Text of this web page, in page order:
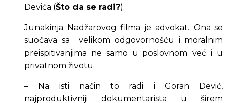
Devića (Što da se radi?).
Junakinja Nadžarovog filma je advokat. Ona se
suočava sa  velikom odgovornošću i moralnim
preispitivanjima ne samo u poslovnom već i u
privatnom životu.
– Na isti način to radi i Goran Dević,
najproduktivniji dokumentarista u širem